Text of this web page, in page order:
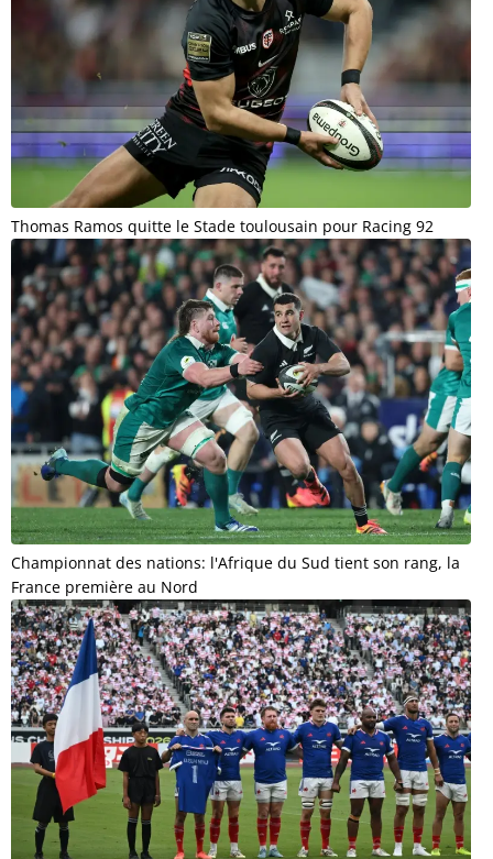
Thomas Ramos quitte le Stade toulousain pour Racing 92
Championnat des nations: l'Afrique du Sud tient son rang, la
France première au Nord